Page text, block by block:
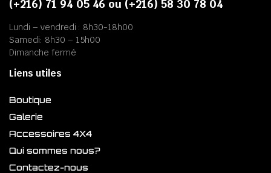
(+216) 71 94 05 46 ou (+216) 58 30 78 04
Lundi – vendredi : 8h30-18h00
Samedi: 8h30 – 15h00
Dimanche fermé
Liens utiles
Boutique
Galerie
Accessoires 4X4
Qui sommes nous?
Contactez-nous